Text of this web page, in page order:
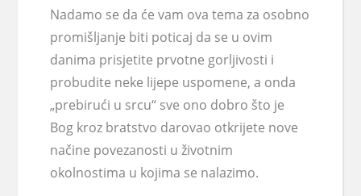
Nadamo se da će vam ova tema za osobno
promišljanje biti poticaj da se u ovim
danima prisjetite prvotne gorljivosti i
probudite neke lijepe uspomene, a onda
„prebirući u srcu“ sve ono dobro što je
Bog kroz bratstvo darovao otkrijete nove
načine povezanosti u životnim
okolnostima u kojima se nalazimo.